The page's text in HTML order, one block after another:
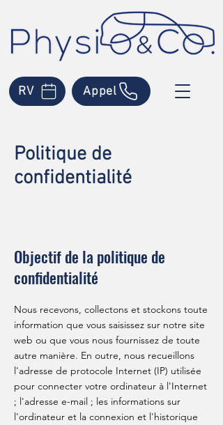
RV Appel
Politique de
confidentialité
Objectif de la politique de
confidentialité
Nous recevons, collectons et stockons toute
information que vous saisissez sur notre site
web ou que vous nous fournissez de toute
autre manière. En outre, nous recueillons
l'adresse de protocole Internet (IP) utilisée
pour connecter votre ordinateur à l'Internet
; l'adresse e-mail ; les informations sur
l'ordinateur et la connexion et l'historique